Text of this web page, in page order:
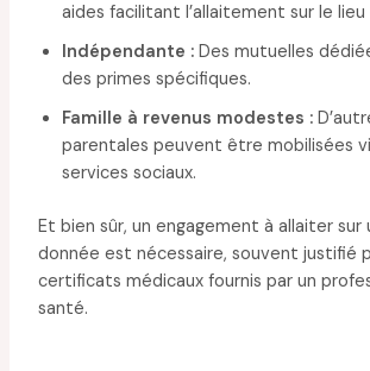
aides facilitant l’allaitement sur le
Indépendante :Des mutuelles
des primes spécifiques.
Famille à revenus modestes :
parentales peuvent être mobilisées
services sociaux.
Et bien sûr, un engagement à allaiter sur
donnée est nécessaire, souvent justifié
certificats médicaux fournis par un
santé.